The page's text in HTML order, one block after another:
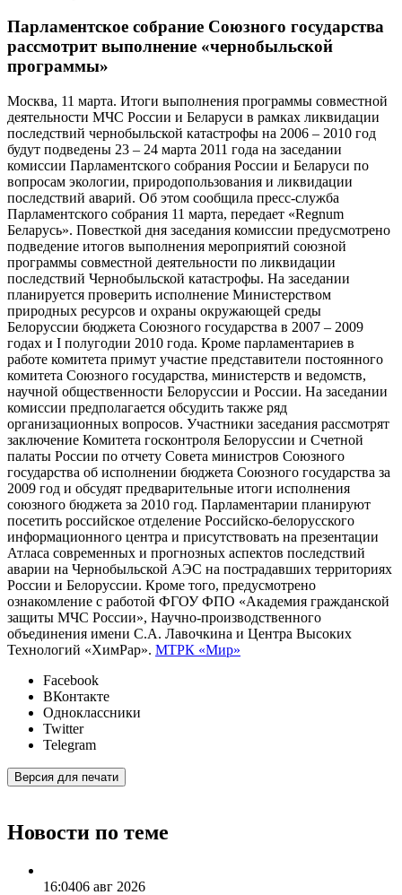
Парламентское собрание Союзного государства
рассмотрит выполнение «чернобыльской
программы»
Москва, 11 марта. Итоги выполнения программы совместной
деятельности МЧС России и Беларуси в рамках ликвидации
последствий чернобыльской катастрофы на 2006 – 2010 год
будут подведены 23 – 24 марта 2011 года на заседании
комиссии Парламентского собрания России и Беларуси по
вопросам экологии, природопользования и ликвидации
последствий аварий. Об этом сообщила пресс-служба
Парламентского собрания 11 марта, передает «Regnum
Беларусь». Повесткой дня заседания комиссии предусмотрено
подведение итогов выполнения мероприятий союзной
программы совместной деятельности по ликвидации
последствий Чернобыльской катастрофы. На заседании
планируется проверить исполнение Министерством
природных ресурсов и охраны окружающей среды
Белоруссии бюджета Союзного государства в 2007 – 2009
годах и I полугодии 2010 года. Кроме парламентариев в
работе комитета примут участие представители постоянного
комитета Союзного государства, министерств и ведомств,
научной общественности Белоруссии и России. На заседании
комиссии предполагается обсудить также ряд
организационных вопросов. Участники заседания рассмотрят
заключение Комитета госконтроля Белоруссии и Счетной
палаты России по отчету Совета министров Союзного
государства об исполнении бюджета Союзного государства за
2009 год и обсудят предварительные итоги исполнения
союзного бюджета за 2010 год. Парламентарии планируют
посетить российское отделение Российско-белорусского
информационного центра и присутствовать на презентации
Атласа современных и прогнозных аспектов последствий
аварии на Чернобыльской АЭС на пострадавших территориях
России и Белоруссии. Кроме того, предусмотрено
ознакомление с работой ФГОУ ФПО «Академия гражданской
защиты МЧС России», Научно-производственного
объединения имени С.А. Лавочкина и Центра Высоких
Технологий «ХимРар». МТРК «Мир»
Facebook
ВКонтакте
Одноклассники
Twitter
Telegram
Версия для печати
Новости по теме
16:0406 авг 2026